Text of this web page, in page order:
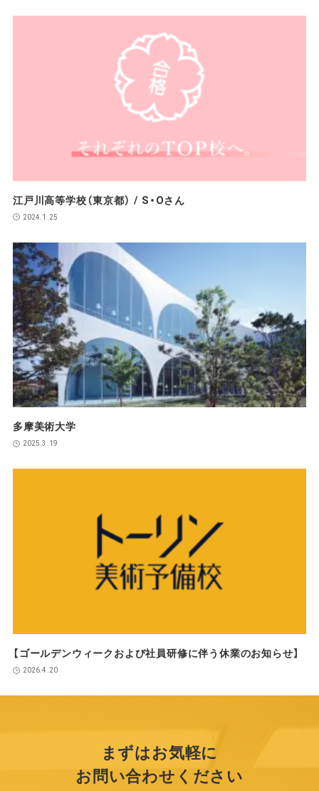
江戸川高等学校（東京都） / S・Oさん
2024.1.25
多摩美術大学
2025.3.19
【ゴールデンウィークおよび社員研修に伴う休業のお知らせ】
2026.4.20
まずはお気軽に
お問い合わせください